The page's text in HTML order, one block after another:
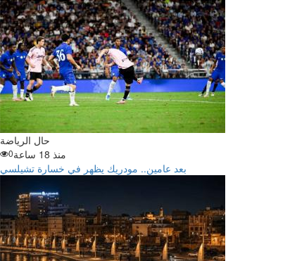
حال الرياضة
منذ 18 ساعة
0
بعد عامين.. مودريك يظهر في خسارة تشيلسي